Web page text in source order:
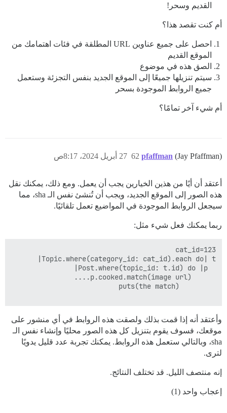
القديم وسحر!
أم كنت تقصد هذا؟
احصل على جميع عناوين URL المطلقة في فئات اهتمامك من
الموقع القديم
الصق هذه في موضوع
سيتم تنزيلها جميعًا إلى الموقع الجديد بنفس التجزئة وستعمل
جميع الروابط الموجودة بسحر
أم شيء آخر تمامًا؟
pfaffman (Jay Pfaffman) 27 أبريل 2024، 8:17ص 62
أعتقد أن أيًا من هذين الخيارين يجب أن يعمل. ومع ذلك، يمكنك نقل
هذه الصور إلى الموقع الجديد، ويجب أن تُنشئ نفس الـ sha، مما
سيجعل الروابط الموجودة في المواضيع تعمل تلقائيًا.
ربما يمكنك فعل شيء مثل:
وأعتقد أنه إذا قمت بذلك ولصقت هذه الروابط في أي منشور على
موقعك، فسوف يقوم بتنزيل كل هذه الصور محليًا وإنشاء نفس الـ
sha، وبالتالي ستعمل هذه الروابط. يمكنك تجربة عدد قليل يدويًا
لترى.
إنه منتصف الليل. قد تختلف النتائج.
إعجاب واحد (1)